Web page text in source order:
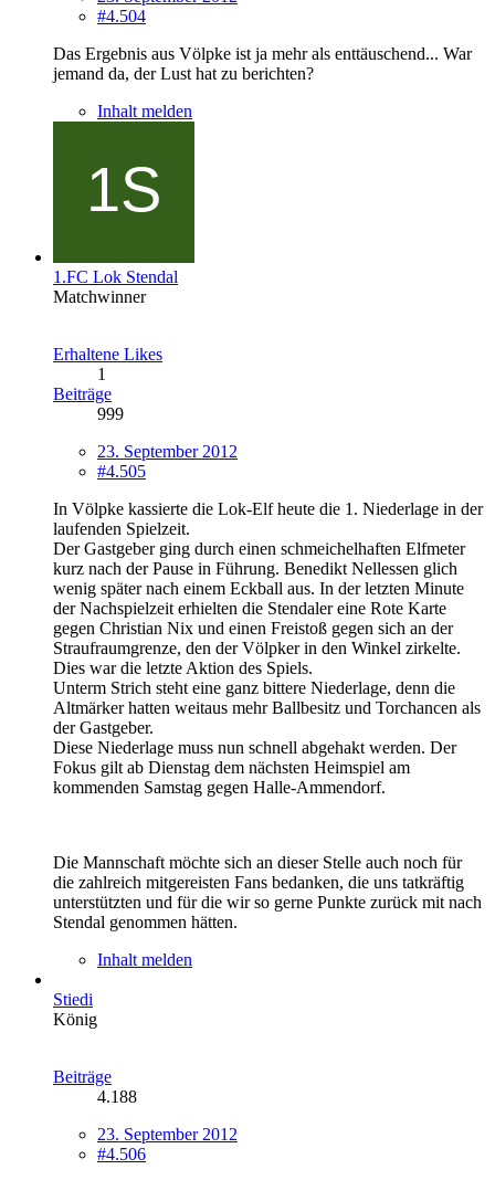
#4.504
Das Ergebnis aus Völpke ist ja mehr als enttäuschend... War
jemand da, der Lust hat zu berichten?
Inhalt melden
1.FC Lok Stendal
Matchwinner
Erhaltene Likes
1
Beiträge
999
23. September 2012
#4.505
In Völpke kassierte die Lok-Elf heute die 1. Niederlage in der
laufenden Spielzeit.
Der Gastgeber ging durch einen schmeichelhaften Elfmeter
kurz nach der Pause in Führung. Benedikt Nellessen glich
wenig später nach einem Eckball aus. In der letzten Minute
der Nachspielzeit erhielten die Stendaler eine Rote Karte
gegen Christian Nix und einen Freistoß gegen sich an der
Straufraumgrenze, den der Völpker in den Winkel zirkelte.
Dies war die letzte Aktion des Spiels.
Unterm Strich steht eine ganz bittere Niederlage, denn die
Altmärker hatten weitaus mehr Ballbesitz und Torchancen als
der Gastgeber.
Diese Niederlage muss nun schnell abgehakt werden. Der
Fokus gilt ab Dienstag dem nächsten Heimspiel am
kommenden Samstag gegen Halle-Ammendorf.
Die Mannschaft möchte sich an dieser Stelle auch noch für
die zahlreich mitgereisten Fans bedanken, die uns tatkräftig
unterstützten und für die wir so gerne Punkte zurück mit nach
Stendal genommen hätten.
Inhalt melden
Stiedi
König
Beiträge
4.188
23. September 2012
#4.506